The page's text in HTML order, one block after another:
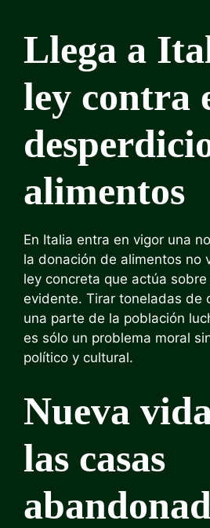
Llega a
ley contra
alimentos
En Italia entra en vigor una
la donación de alimentos no
ley concreta que actúa
evidente. Tirar toneladas de
una parte de la población
es sólo un problema moral
político y cultural.
Nueva
las casas